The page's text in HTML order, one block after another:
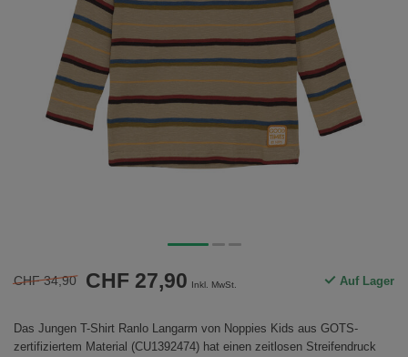
CHF 34,90 CHF 27,90 Inkl. MwSt. Auf Lager
Das Jungen T-Shirt Ranlo Langarm von Noppies Kids aus GOTS-
zertifiziertem Material (CU1392474) hat einen zeitlosen Streifendruck